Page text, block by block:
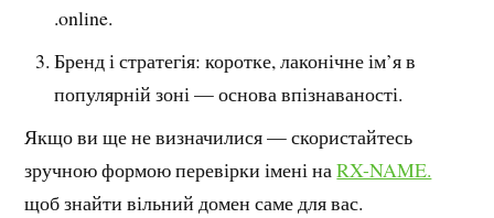
.online.
Бренд і стратегія: коротке, лаконічне ім’я в
популярній зоні — основа впізнаваності.
Якщо ви ще не визначилися — скористайтесь
зручною формою перевірки імені наRX-NAME.
щоб знайти вільний домен саме для вас.